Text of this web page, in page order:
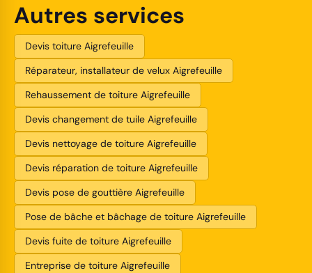
Autres services
Devis toiture Aigrefeuille
Réparateur, installateur de velux Aigrefeuille
Rehaussement de toiture Aigrefeuille
Devis changement de tuile Aigrefeuille
Devis nettoyage de toiture Aigrefeuille
Devis réparation de toiture Aigrefeuille
Devis pose de gouttière Aigrefeuille
Pose de bâche et bâchage de toiture Aigrefeuille
Devis fuite de toiture Aigrefeuille
Entreprise de toiture Aigrefeuille